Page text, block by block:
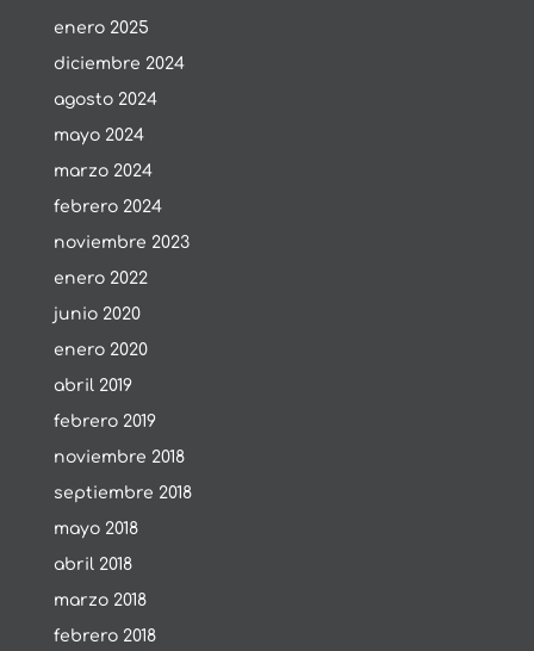
enero 2025
diciembre 2024
agosto 2024
mayo 2024
marzo 2024
febrero 2024
noviembre 2023
enero 2022
junio 2020
enero 2020
abril 2019
febrero 2019
noviembre 2018
septiembre 2018
mayo 2018
abril 2018
marzo 2018
febrero 2018